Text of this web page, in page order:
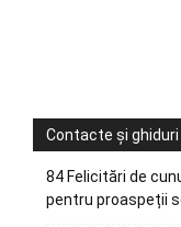
Contacte și
84 Felicitări de
pentru proaspeții